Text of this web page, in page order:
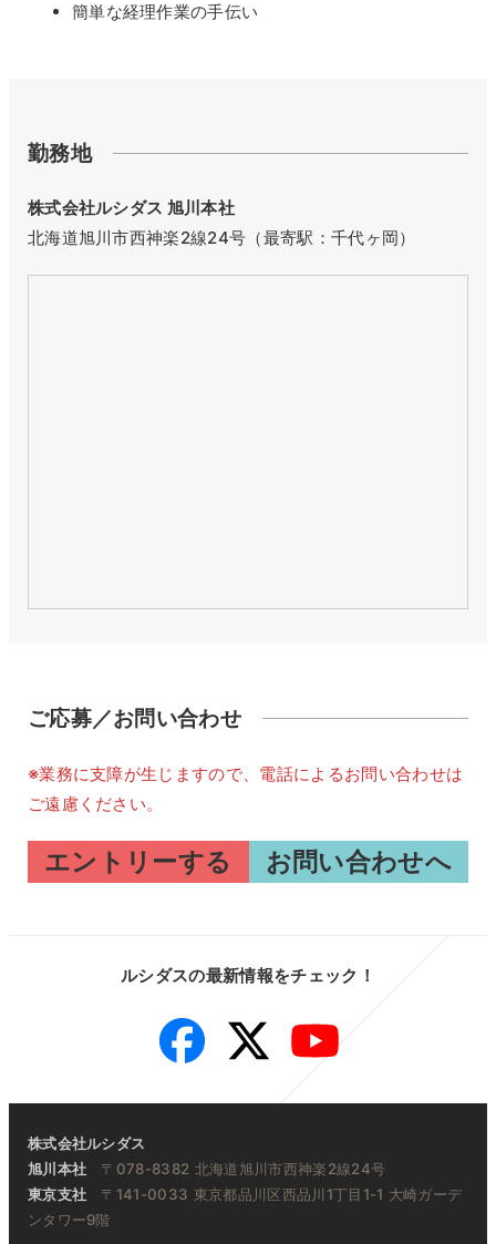
簡単な経理作業の手伝い
勤務地
株式会社ルシダス 旭川本社
北海道旭川市西神楽2線24号（最寄駅：千代ヶ岡）
ご応募／お問い合わせ
※業務に支障が生じますので、電話によるお問い合わせは
ご遠慮ください。
エントリーする お問い合わせへ
ルシダスの最新情報をチェック！
Facebook Twitter YouTube
株式会社ルシダス
旭川本社 〒078-8382 北海道旭川市西神楽2線24号
東京支社 〒141-0033 東京都品川区西品川1丁目1-1 大崎ガーデ
ンタワー9階